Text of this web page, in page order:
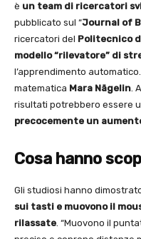
è un team di ricercatori
pubblicato sul “Journal of
ricercatori del Politecnico
modello “rilevatore” di
l’apprendimento
matematica Mara Nägelin.
risultati potrebbero essere
precocemente un
Cosa hanno
Gli studiosi hanno
sui tasti e muovono il
rilassate. “Muovono il